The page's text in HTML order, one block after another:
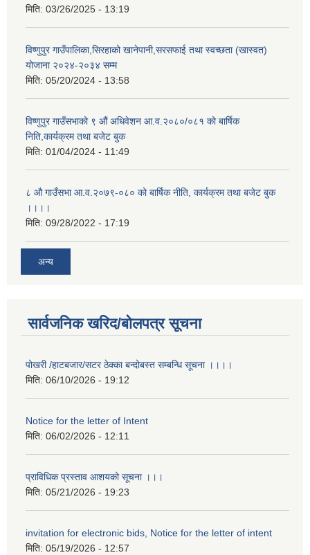
मिति: 03/26/2025 - 13:19
विष्णुपुर गाउँपालिका,सिरहाको खानेपानी,सरसफाई तथा स्वच्छता (खास्वत)
योजाना २०२४-२०३४ सम्म
मिति: 05/20/2024 - 13:58
विष्णुपुर गाउँसभाको ९ औं अधिवेशन आ.व.२०८०/०८१ को बार्षिक
निति,कार्यक्रम तथा बजेट बुक
मिति: 01/04/2024 - 11:49
८ औ गाउँसभा आ.व.२०७९-०८० को बार्षिक नीति, कार्यक्रम तथा बजेट बुक
।।।।
मिति: 09/28/2022 - 17:19
अन्य
सार्वजनिक खरिद/बोलपत्र सूचना
पोखरी /हाटबजार/सटर ठेक्का बन्दोबस्त सम्बन्धि सूचना ।।।।
मिति: 06/10/2026 - 19:12
Notice for the letter of Intent
मिति: 06/02/2026 - 12:11
प्राविधिक प्रस्ताव आशयको सूचना ।।।
मिति: 05/21/2026 - 19:23
invitation for electronic bids, Notice for the letter of intent
मिति: 05/19/2026 - 12:57